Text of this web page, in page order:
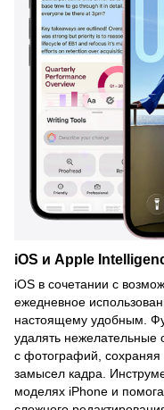
iOS и Apple
iOS в сочетании с
ежедневное
настоящему удобным.
удалять
с фотографий, сохраняя
замысел кадра.
моделях iPhone и